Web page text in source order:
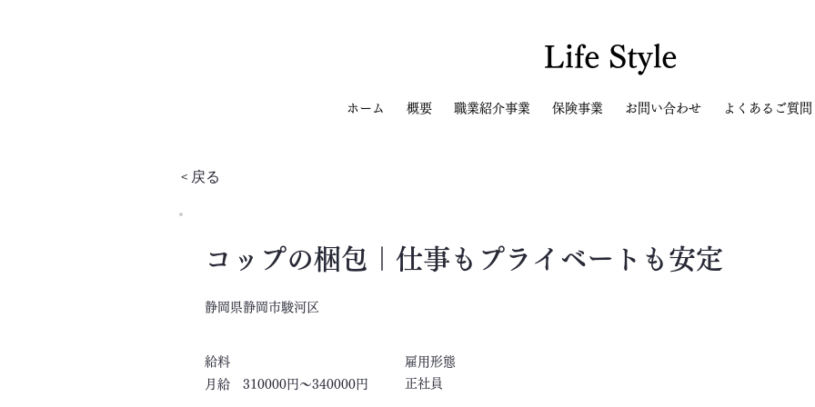
Life Style
ホーム 概要 職業紹介事業 保険事業 お問い合わせ よくあるご質問
< 戻る
コップの梱包｜仕事もプライベートも安定
静岡県静岡市駿河区
​給料
​雇用形態
月給 310000円～340000円
正社員